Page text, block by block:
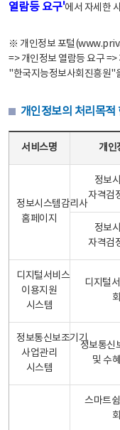
열람등 요구'에서 자세한
※ 개인정보 포털
=> 개인정보 열람등 요구 =>
"한국지능정보사회진흥원"
개인정보의 처리목적
서비스명 개인
정보시스템감리사
홈페이지
정보
자격검
정보
자격검
디지털서비스
이용지원
시스템
디지털
정보통신보조기기
사업관리
시스템
정보통신
및 수
스마트